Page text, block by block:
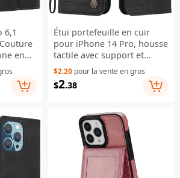
6,1
en
- le
Étui portefeuille en cuir
pour iPhone 14 Pro, housse
tactile avec support et
sangle - Noir
$2.20 pour la vente en gros
$2.38